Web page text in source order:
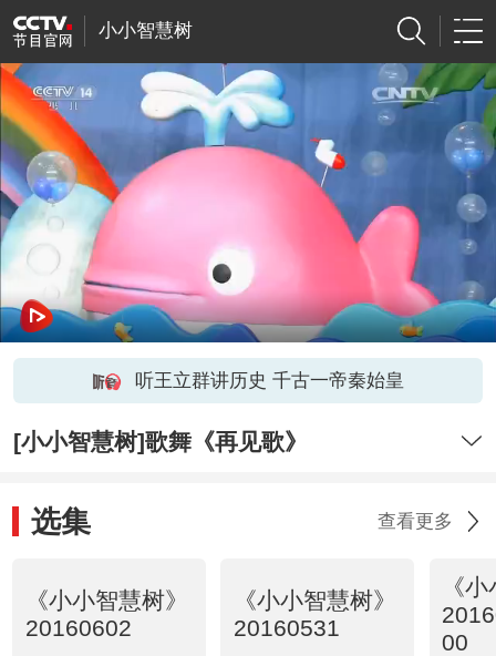
小小智慧树
听王立群讲历史 千古一帝秦始皇
[小小智慧树]歌舞《再见歌》
选集 查看更多
《小小智慧树》
20160602
《小小智慧树》
20160531
《
00